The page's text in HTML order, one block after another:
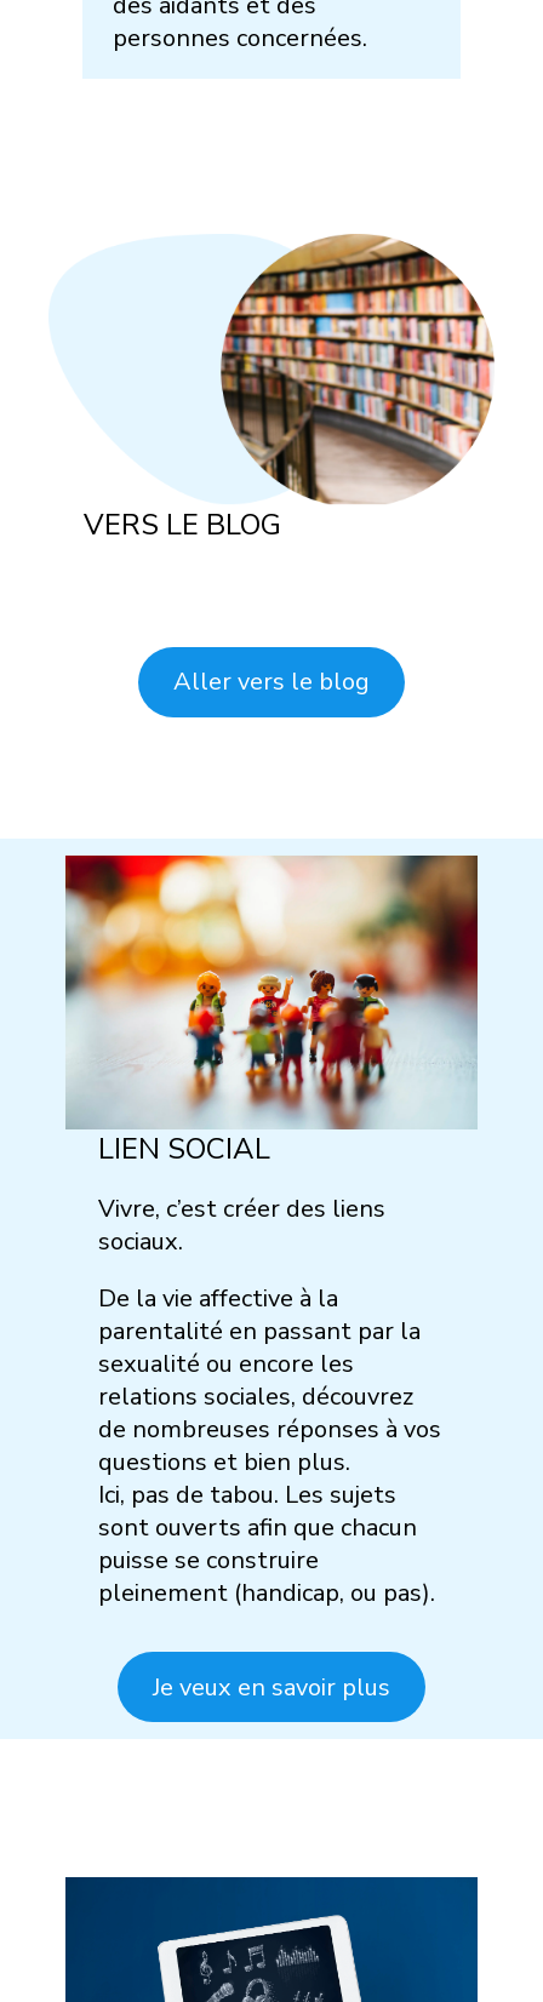
personnes concernées.
VERS LE BLOG
Aller vers le blog
LIEN SOCIAL
Vivre, c’est créer des liens
sociaux.
De la vie affective à la
parentalité en passant par la
sexualité ou encore les
relations sociales, découvrez
de nombreuses réponses à vos
questions et bien plus.
Ici, pas de tabou. Les sujets
sont ouverts afin que chacun
puisse se construire
pleinement (handicap, ou pas).
Je veux en savoir plus